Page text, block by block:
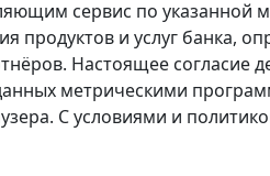
сервис по указанной
продуктов и услуг банка,
Настоящее согласие
метрическими
С условиями и